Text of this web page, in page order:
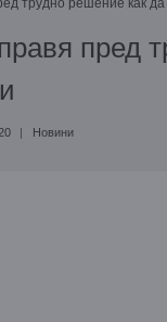
трудно решение как
пред
Новини